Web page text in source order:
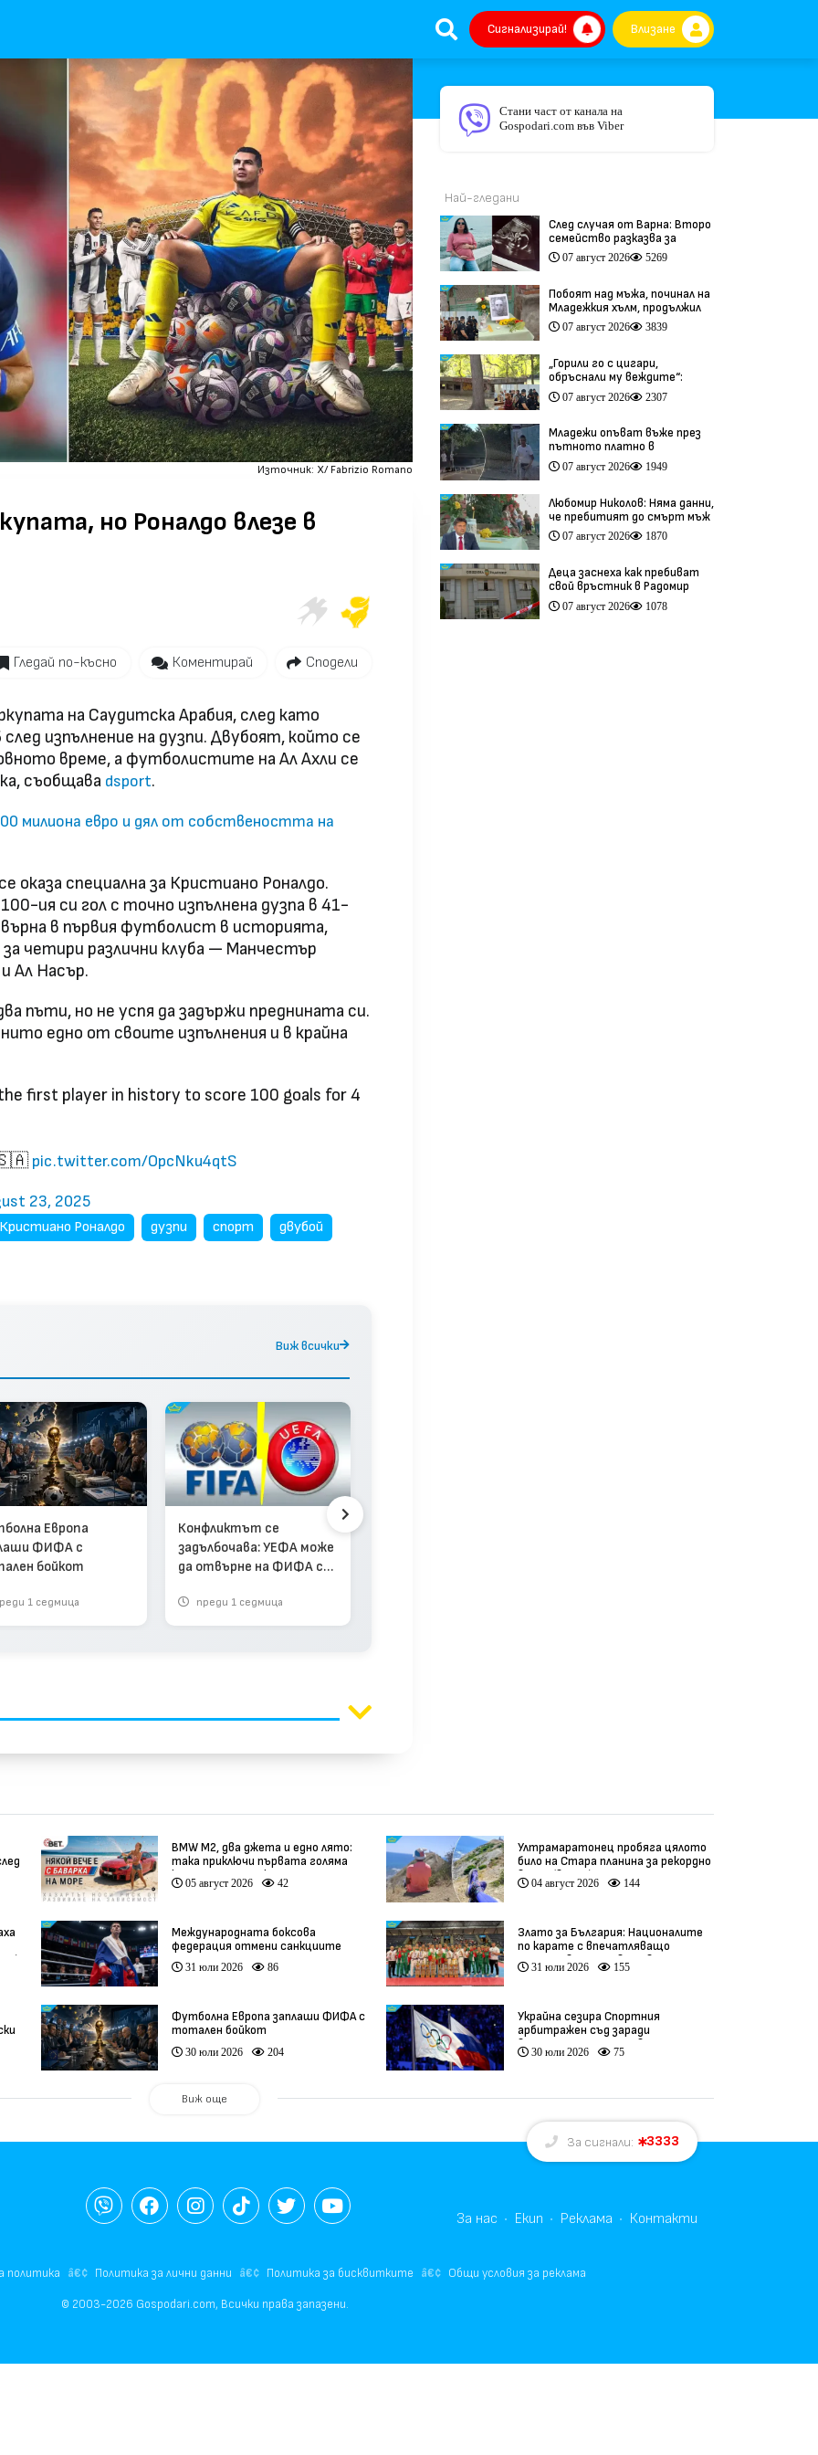
Сигнализирай! Влизане
Източник: X/ Fabrizio Romano
но Роналдо влезе в
Гледай по-късно Коментирай Сподели
на Саудитска Арабия, след като
изпълнение на дузпи. Двубоят, който се
време, а футболистите на Ал Ахли се
съобщава dsport.
милиона евро и дял от собствеността на
специална за Кристиано Роналдо.
ия си гол с точно изпълнена дузпа в 41-
в първия футболист в историята,
за четири различни клуба — Манчестър
Ал Насър.
пъти, но не успя да задържи преднината си.
едно от своите изпълнения и в крайна
first player in history to score 100 goals for 4
🇸🇦pic.twitter.com/OpcNku4qtS
23, 2025
Кристиано Роналдо дузпи спорт
двубой
Виж всички
Европа
ФИФА с
бойкот
1 седмица
Конфликтът се
задълбочава: УЕФА може
да отвърне на ФИФА с
квалификации
преди 1 седмица
Стани част от канала на
Gospodari.com във Viber
Най-гледани
След случая от Варна: Второ
семейство разказва за
трагедия след бременност
при същия лекар (видео)
07 август 2026 5269
Побоят над мъжа, починал на
Младежкия хълм, продължил
повече от час (видео)
07 август 2026 3839
„Горили го с цигари,
обръснали му веждите“:
Побойниците от Пловдив
остават в ареста (видео)
07 август 2026 2307
Младежи опъват въже през
пътното платно в
столичния квартал „Обеля“
(видео)
07 август 2026 1949
Любомир Николов: Няма данни,
че пребитият до смърт мъж
в Пловдив е бил педофил
(видео)
07 август 2026 1870
Деца заснеха как пребиват
свой връстник в Радомир
(видео)07 август 2026 1078
BMW М2, два джета и едно лято:
така приключи първата голяма
кампания на BET.bg
05 август 2026 42
Ултрамаратонец пробяга цялото
било на Стара планина за рекордно
време (видео)
04 август 2026 144
Международната боксова
федерация отмени санкциите
срещу Русия
31 юли 2026 86
Злато за България: Националите
по карате с впечатляващо
представяне на Световното
(видео)
31 юли 2026 155
Футболна Европа заплаши ФИФА с
тотален бойкот
30 юли 2026 204
Украйна сезира Спортния
арбитражен съд заради
връщането на Русия в
олимпийското движение
30 юли 2026 75
Виж още
За сигнали: 3333
За нас Екип Реклама Контакти
политика Политика за лични данни Политика за бисквитките Общи условия за реклама
© 2003-2026 Gospodari.com, Всички права запазени.